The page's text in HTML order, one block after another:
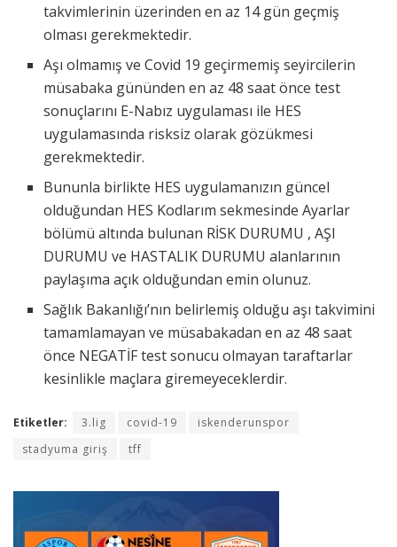
takvimlerinin üzerinden en az 14 gün geçmiş
olması gerekmektedir.
Aşı olmamış ve Covid 19 geçirmemiş seyircilerin
müsabaka gününden en az 48 saat önce test
sonuçlarını E-Nabız uygulaması ile HES
uygulamasında risksiz olarak gözükmesi
gerekmektedir.
Bununla birlikte HES uygulamanızın güncel
olduğundan HES Kodlarım sekmesinde Ayarlar
bölümü altında bulunan RİSK DURUMU , AŞI
DURUMU ve HASTALIK DURUMU alanlarının
paylaşıma açık olduğundan emin olunuz.
Sağlık Bakanlığı’nın belirlemiş olduğu aşı takvimini
tamamlamayan ve müsabakadan en az 48 saat
önce NEGATİF test sonucu olmayan taraftarlar
kesinlikle maçlara giremeyeceklerdir.
Etiketler: 3.lig covid-19
iskenderunspor
stadyuma giriş
tff